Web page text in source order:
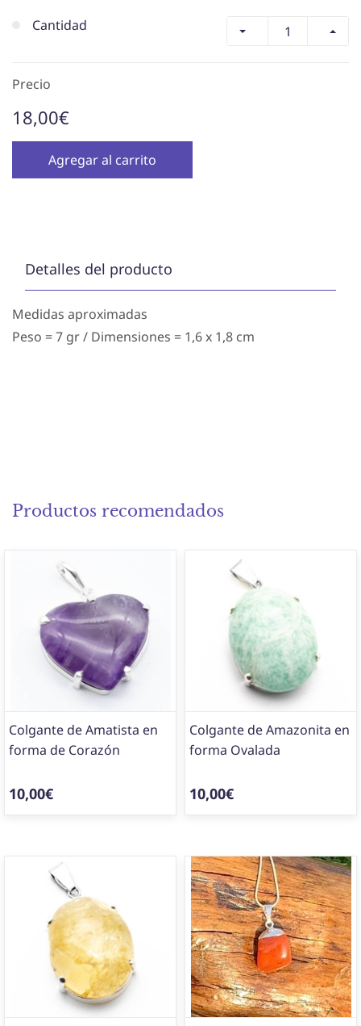
Cantidad
Precio
18,00€
Agregar al carrito
Detalles del producto
Medidas aproximadas
Peso = 7 gr / Dimensiones = 1,6 x 1,8 cm
Productos recomendados
Colgante de Amatista en
forma de Corazón
10,00€
Colgante de Amazonita en
forma Ovalada
10,00€